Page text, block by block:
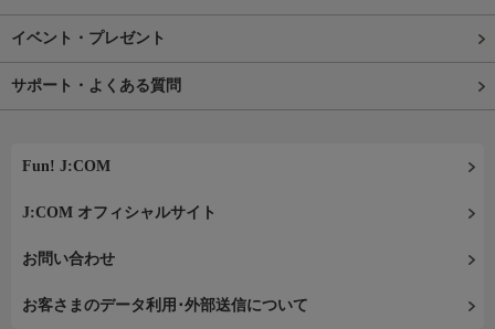
イベント・プレゼント
サポート・よくある質問
Fun! J:COM
J:COM オフィシャルサイト
お問い合わせ
お客さまのデータ利用･外部送信について